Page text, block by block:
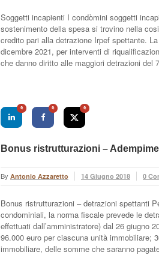
Soggetti incapienti I condòmini soggetti
sostenimento della spesa si trovino nella
credito pari alla detrazione Irpef spettante.
dicembre 2021, per interventi di
che danno diritto alle maggiori detrazioni del
0 0 0
Bonus ristrutturazioni –
By Antonio Azzaretto 14 Giugno 2018 0
Bonus ristrutturazioni – detrazioni spettanti
condominiali, la norma fiscale prevede le
effettuati dall’amministratore) dal 26 giugno
96.000 euro per ciascuna unità immobiliare;
immobiliare, delle somme che saranno